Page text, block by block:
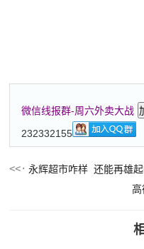
微信线报群-周六外卖大战
232332155
永辉超市咋样 还能再雄起
高